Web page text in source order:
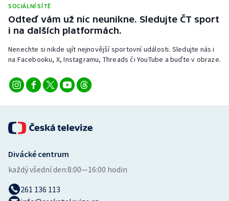
SOCIÁLNÍ SÍTĚ
Odteď vám už nic neunikne. Sledujte ČT sport
i na dalších platformách.
Nenechte si nikde ujít nejnovější sportovní události. Sledujte nás i
na Facebooku, X, Instagramu, Threads či YouTube a buďte v obraze.
Divácké centrum
každý všední den:8:00—16:00 hodin
261 136 113